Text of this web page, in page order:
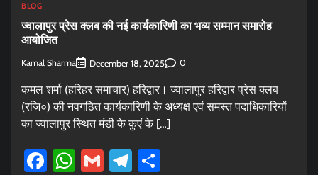
BLOG
ज्वालापुर प्रेस क्लब की नई कार्यकारिणी का भव्य सम्मान समारोह
आयोजित
Kamal Sharma December 18, 2025 0
कमल शर्मा (हरिहर समाचार) हरिद्वार। ज्वालापुर हरिद्वार प्रेस क्लब
(रजि०) की नवगठित कार्यकारिणी के अध्यक्ष एवं समस्त पदाधिकारियों
का ज्वालापुर स्थित मंडी के कुएं के […]
Facebook
WhatsApp
GmailTelegram